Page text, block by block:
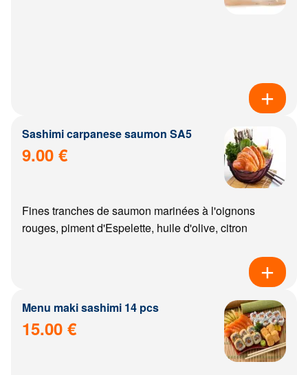
Sashimi carpanese saumon SA5
9.00 €
Fines tranches de saumon marinées à l'oignons
rouges, piment d'Espelette, huile d'olive, citron
Menu maki sashimi 14 pcs
15.00 €